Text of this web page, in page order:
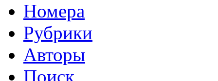
Номера
Рубрики
Авторы
Поиск